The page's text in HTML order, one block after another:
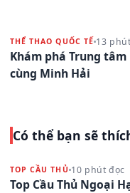
THỂ THAO QUỐC TẾ 13
Khám phá Trung
cùng Minh Hải
Có thể bạn sẽ
TOP CẦU THỦ 10 phút đọc
Top Cầu Thủ Ngoại